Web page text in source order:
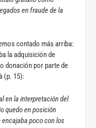
en fraude de la
contado más arriba:
la adquisición de
donación por parte de
(p. 15):
en la interpretación del
quedo en posición
poco con los